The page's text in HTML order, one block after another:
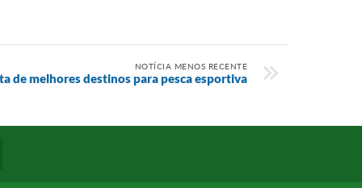
NOTÍCIA MENOS RECENTE
de melhores destinos para pesca esportiva